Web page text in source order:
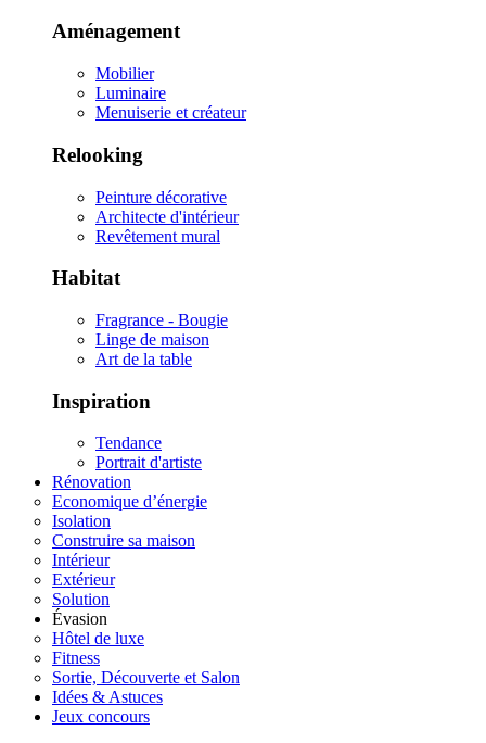
Aménagement
Mobilier
Luminaire
Menuiserie et créateur
Relooking
Peinture décorative
Architecte d'intérieur
Revêtement mural
Habitat
Fragrance - Bougie
Linge de maison
Art de la table
Inspiration
Tendance
Portrait d'artiste
Rénovation
Economique d’énergie
Isolation
Construire sa maison
Intérieur
Extérieur
Solution
Évasion
Hôtel de luxe
Fitness
Sortie, Découverte et Salon
Idées & Astuces
Jeux concours